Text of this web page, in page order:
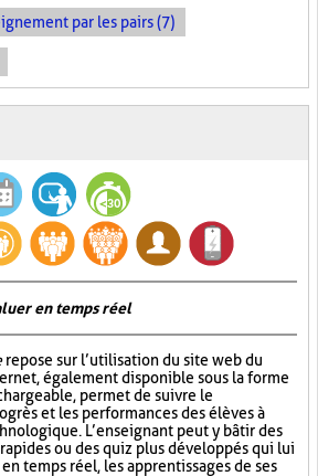
par les pairs (7)
en temps réel
repose sur l’utilisation du site web du
également disponible sous la forme
permet de suivre le
et les performances des élèves à
L’enseignant peut y bâtir des
ou des quiz plus développés qui lui
temps réel, les apprentissages de ses